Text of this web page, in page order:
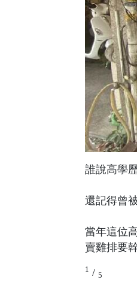
誰說高學
還記得曾
當年這位
賣雞排要
1 / 5